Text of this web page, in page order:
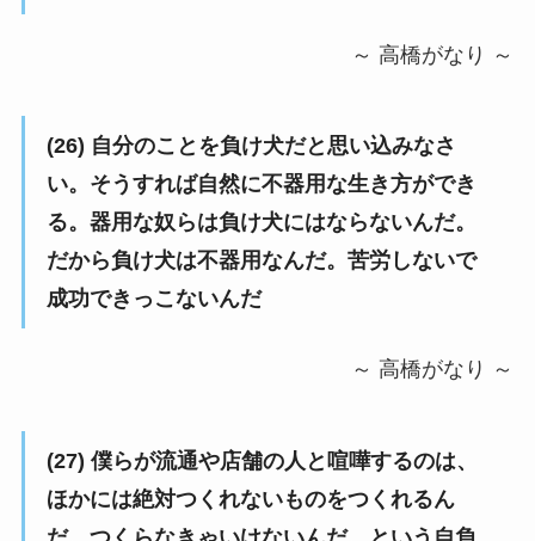
～ 高橋がなり ～
(26) 自分のことを負け犬だと思い込みなさ
い。そうすれば自然に不器用な生き方ができ
る。器用な奴らは負け犬にはならないんだ。
だから負け犬は不器用なんだ。苦労しないで
成功できっこないんだ
～ 高橋がなり ～
(27) 僕らが流通や店舗の人と喧嘩するのは、
ほかには絶対つくれないものをつくれるん